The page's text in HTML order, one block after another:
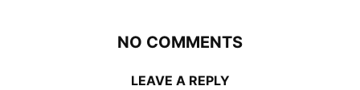
NO COMMENTS
LEAVE A REPLY